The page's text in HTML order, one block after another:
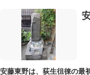
安藤東野は、荻生徂徠の最